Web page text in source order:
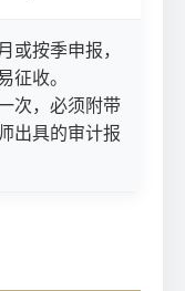
或按季申报，
征收。
次，必须附带
出具的审计报